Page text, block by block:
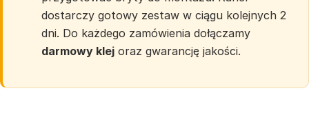
dostarczy gotowy zestaw w ciągu kolejnych 2
dni. Do każdego zamówienia dołączamy
darmowy klej oraz gwarancję jakości.